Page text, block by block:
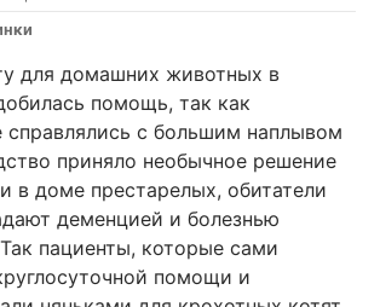
для домашних животных в
помощь, так как
справлялись с большим наплывом
приняло необычное решение
в доме престарелых, обитатели
деменцией и болезнью
пациенты, которые сами
помощи и